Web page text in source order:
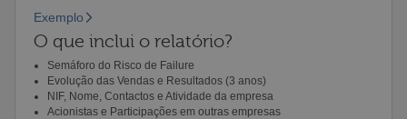
Exemplo
O que inclui o relatório?
Semáforo do Risco de Failure
Evolução das Vendas e Resultados (3 anos)
NIF, Nome, Contactos e Atividade da empresa
Acionistas e Participações em outras empresas